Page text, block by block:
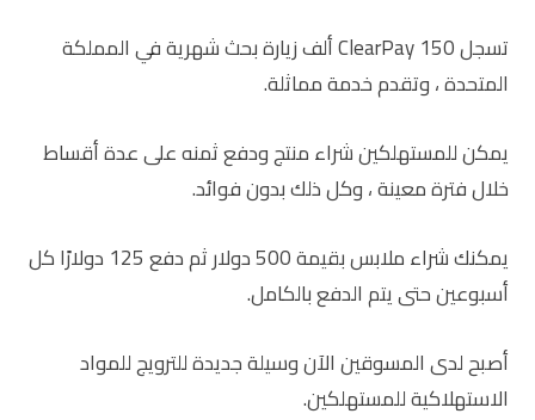
تسجل ClearPay 150 ألف زيارة بحث شهرية في المملكة
المتحدة ، وتقدم خدمة مماثلة.
يمكن للمستهلكين شراء منتج ودفع ثمنه على عدة أقساط
خلال فترة معينة ، وكل ذلك بدون فوائد.
يمكنك شراء ملابس بقيمة 500 دولار ثم دفع 125 دولارًا كل
أسبوعين حتى يتم الدفع بالكامل.
أصبح لدى المسوقين الآن وسيلة جديدة للترويج للمواد
الاستهلاكية للمستهلكين.